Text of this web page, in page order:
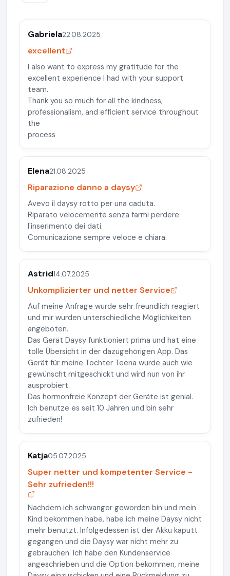
Gabriela22.08.2025
excellent
I also want to express my gratitude for the
excellent experience I had with your support
team.
Thank you so much for all the kindness,
professionalism, and efficient service throughout
the
process
Elena21.08.2025
Riparazione danno a daysy
Avevo il daysy rotto per una caduta.
Riparato velocemente senza farmi perdere
l'inserimento dei dati.
Comunicazione sempre veloce e chiara.
Astrid14.07.2025
Unkomplizierter und netter Service
Auf meine Anfrage wurde sehr freundlich reagiert
und mir wurden unterschiedliche Möglichkeiten
angeboten.
Das Gerät Daysy funktioniert prima und hat eine
tolle Übersicht in der dazugehörigen App. Das
Gerät für meine Tochter Teena wurde auch wie
gewünscht mitgeschickt und wird nun von ihr
ausprobiert.
Das hormonfreie Konzept der Geräte ist genial.
Ich benutze es seit 10 Jahren und bin sehr
zufrieden!
Katja05.07.2025
Super netter und kompetenter Service -
Sehr zufrieden!!!
Nachdem ich schwanger geworden bin und mein
Kind bekommen habe, habe ich meine Daysy nicht
mehr benutzt. Infolgedessen ist der Akku kaputt
gegangen und die Daysy war nicht mehr zu
gebrauchen. Ich habe den Kundenservice
angeschrieben und die Option bekommen, meine